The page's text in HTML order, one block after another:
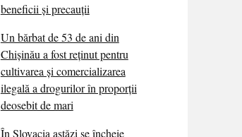
beneficii și precauții
Un bărbat de 53 de ani din
Chișinău a fost reținut pentru
cultivarea și comercializarea
ilegală a drogurilor în proporții
deosebit de mari
În Slovacia astăzi se încheie